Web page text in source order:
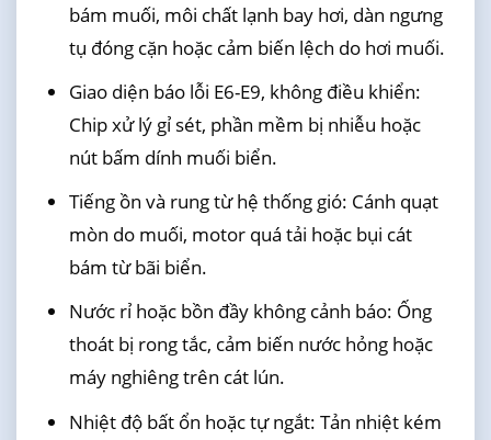
bám muối, môi chất lạnh bay hơi, dàn ngưng
tụ đóng cặn hoặc cảm biến lệch do hơi muối.
Giao diện báo lỗi E6-E9, không điều khiển:
Chip xử lý gỉ sét, phần mềm bị nhiễu hoặc
nút bấm dính muối biển.
Tiếng ồn và rung từ hệ thống gió: Cánh quạt
mòn do muối, motor quá tải hoặc bụi cát
bám từ bãi biển.
Nước rỉ hoặc bồn đầy không cảnh báo: Ống
thoát bị rong tắc, cảm biến nước hỏng hoặc
máy nghiêng trên cát lún.
Nhiệt độ bất ổn hoặc tự ngắt: Tản nhiệt kém